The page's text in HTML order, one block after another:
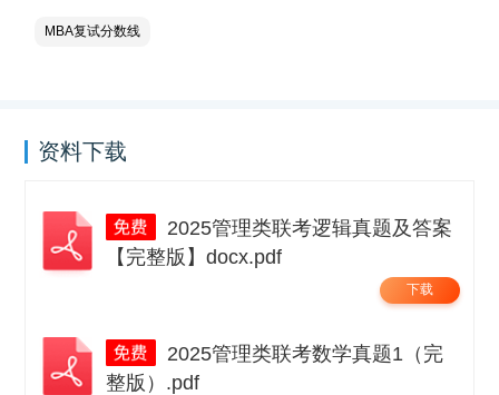
MBA复试分数线
资料下载
【完整版】docx.pdf
下载
整版）.pdf